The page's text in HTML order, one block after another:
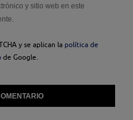
y sitio web en este
y se aplican la política de
de Google.